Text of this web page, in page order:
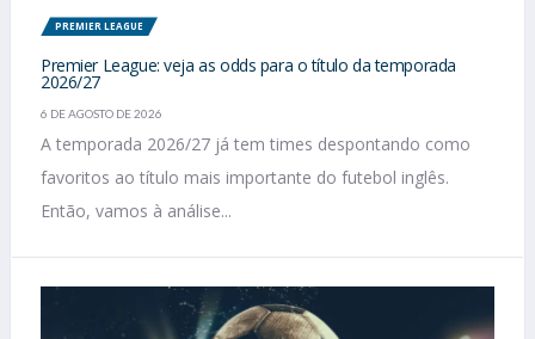
PREMIER LEAGUE
Premier League: veja as odds para o título da temporada
2026/27
6 DE AGOSTO DE 2026
A temporada 2026/27 já tem times despontando como
favoritos ao título mais importante do futebol inglês.
Então, vamos à análise...